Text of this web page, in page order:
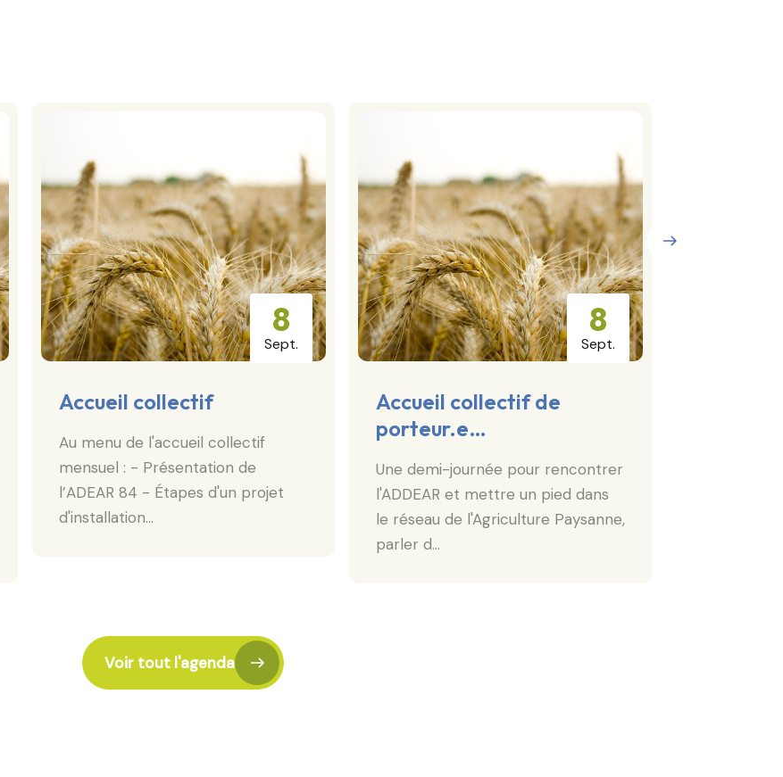
8
Sept.
Accueil collectif
Au menu de l'accueil collectif
mensuel : - Présentation de
l’ADEAR 84 - Étapes d'un projet
d'installation…
8
Sept.
Accueil collectif de
porteur.e…
Une demi-journée pour rencontrer
l'ADDEAR et mettre un pied dans
le réseau de l'Agriculture Paysanne,
parler d…
Voir tout l'agenda